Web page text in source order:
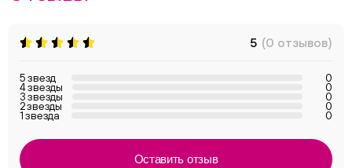
5 (0 отзывов)
5 звезд 0
4 звезды 0
3 звезды 0
2 звезды 0
1 звезда 0
Оставить отзыв